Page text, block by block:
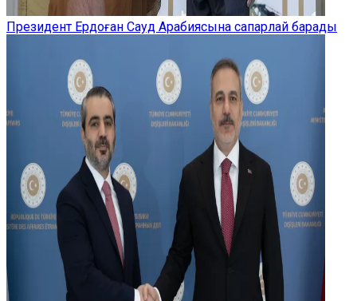
Президент Ердоған Сауд Арабиясына сапарлай барады